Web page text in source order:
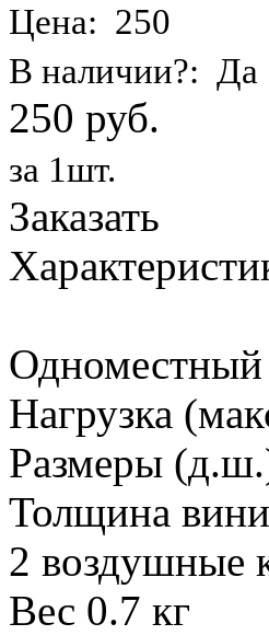
Цена: 250
В наличии?: Да
250 руб.
за 1шт.
Заказать
Одноместный
Нагрузка
Размеры
Толщина
2 воздушные
Вес 0.7 кг